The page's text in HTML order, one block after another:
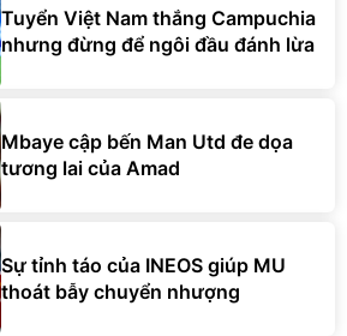
Tuyển Việt Nam thắng Campuchia
nhưng đừng để ngôi đầu đánh lừa
Mbaye cập bến Man Utd đe dọa
tương lai của Amad
Sự tỉnh táo của INEOS giúp MU
thoát bẫy chuyển nhượng